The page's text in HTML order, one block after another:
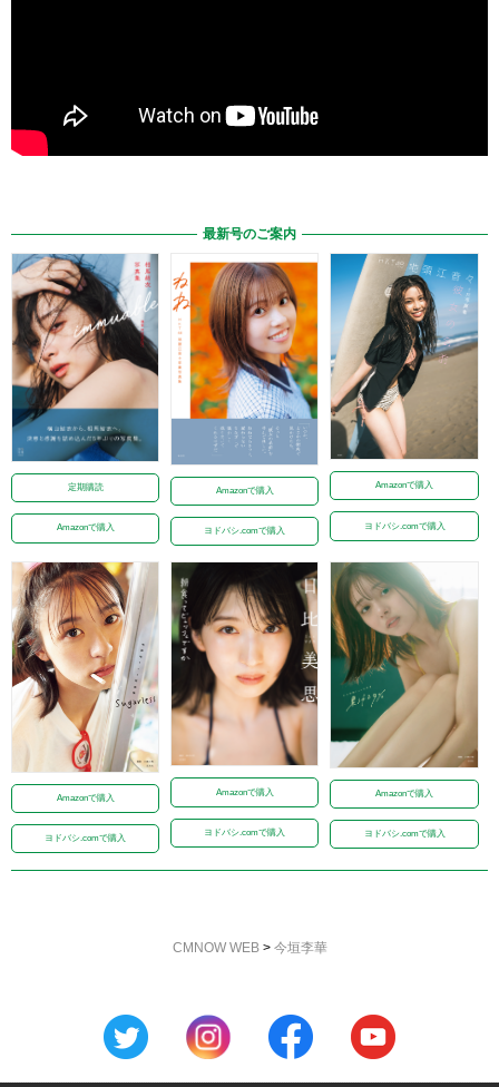
最新号のご案内
定期購読
Amazonで購入
Amazonで購入
ヨドバシ.comで購入
Amazonで購入
ヨドバシ.comで購入
Amazonで購入
ヨドバシ.comで購入
Amazonで購入
ヨドバシ.comで購入
Amazonで購入
ヨドバシ.comで購入
CMNOW WEB> 今垣李華